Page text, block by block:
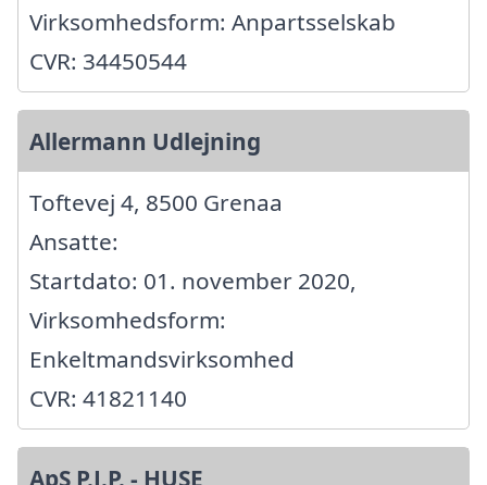
Virksomhedsform: Anpartsselskab
CVR: 34450544
Allermann Udlejning
Toftevej 4, 8500 Grenaa
Ansatte:
Startdato: 01. november 2020,
Virksomhedsform:
Enkeltmandsvirksomhed
CVR: 41821140
ApS P.J.P. - HUSE